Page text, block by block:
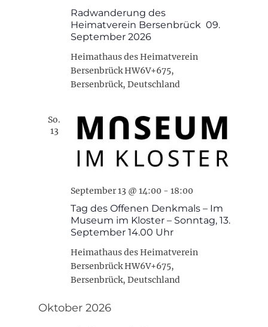
Radwanderung des
Heimatverein Bersenbrück 09.
September 2026
Heimathaus des Heimatverein
BersenbrückHW6V+675,
Bersenbrück, Deutschland
So.
13
Tag des Offenen Denkmals – Im
Museum im Kloster – Sonntag, 13.
September 14.00 Uhr
September 13 @ 14:00 - 18:00
Heimathaus des Heimatverein
BersenbrückHW6V+675,
Bersenbrück, Deutschland
Oktober 2026